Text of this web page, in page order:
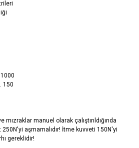
150
mızraklar manuel olarak çalıştırıldığında
aşmamalıdır! İtme kuvveti 150N'yi
gereklidir!